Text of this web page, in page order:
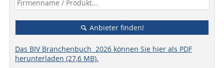
Anbieter finden!
Das BIV Branchenbuch 2026 können Sie hier als PDF
herunterladen (27,6 MB).